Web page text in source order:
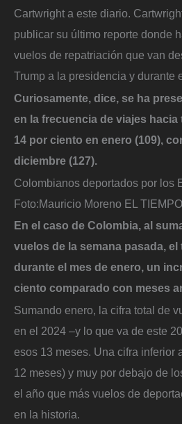
Cartwright a este diario.
publicar su último reporte donde
vuelos de repatriación que van
Trump a la presidencia y durante
Curiosamente, dice, se ha
en la frecuencia de viajes
14 por ciento en enero (109),
diciembre (127).
Colombianos deportados por los
Foto:Mauricio Moreno EL TIEMPO
En el caso de Colombia, al
vuelos de la semana pasada, el
durante el mes de enero, un
ciento comparado con meses
Sumando enero, la cifra total de
en el 2024 –y lo que va de este
esos 13 meses. Una cifra inferior
12 meses) y muy por debajo de
el año que más vuelos de
en la historia.